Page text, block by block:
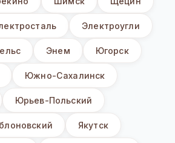
Электроугли
Энем Югорск
Южно-Сахалинск
Юрьев-Польский
Якутск